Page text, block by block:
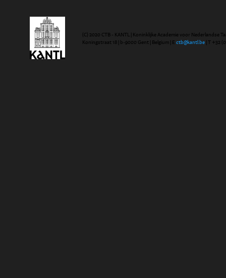
(C) 2020 CTB - KANTL | Koninklijke Academie voor Nederlandse
Koningstraat 18 | b-9000 Gent | Belgium | E ctb@kantl.be | T +32